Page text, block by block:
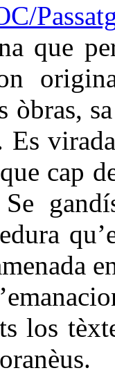
que
òbras,
Es
que cap
los